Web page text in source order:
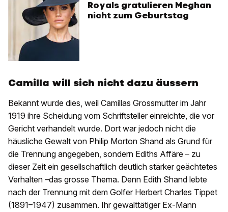
Royals gratulieren Meghan
nicht zum Geburtstag
Camilla will sich nicht dazu äussern
Bekannt wurde dies, weil Camillas Grossmutter im Jahr
1919 ihre Scheidung vom Schriftsteller einreichte, die vor
Gericht verhandelt wurde. Dort war jedoch nicht die
häusliche Gewalt von Philip Morton Shand als Grund für
die Trennung angegeben, sondern Ediths Affäre – zu
dieser Zeit ein gesellschaftlich deutlich stärker geächtetes
Verhalten –das grosse Thema. Denn Edith Shand lebte
nach der Trennung mit dem Golfer Herbert Charles Tippet
(1891–1947) zusammen. Ihr gewalttätiger Ex-Mann